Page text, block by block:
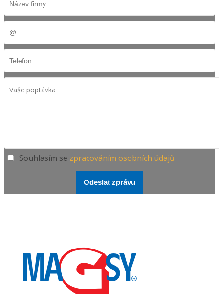
Souhlasím se zpracováním osobních údajů
Odeslat zprávu